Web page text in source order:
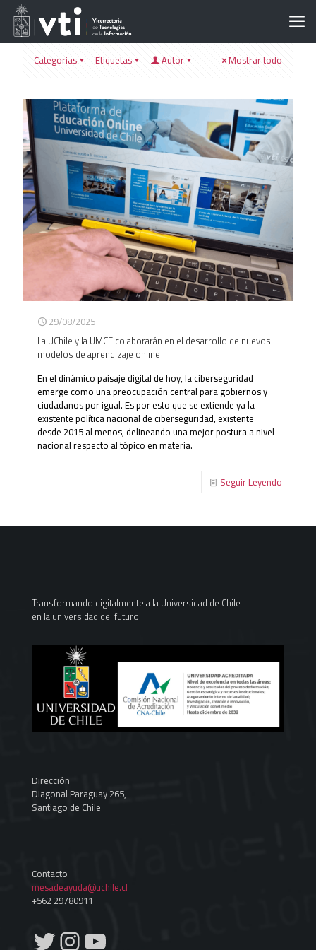
Categorias Etiquetas Autor Mostrar todo
29/08/2025
La UChile y la UMCE colaborarán en el desarrollo de nuevos
modelos de aprendizaje online
En el dinámico paisaje digital de hoy, la ciberseguridad
emerge como una preocupación central para gobiernos y
ciudadanos por igual. Es por esto que se extiende ya la
existente política nacional de ciberseguridad, existente
desde 2015 al menos, delineando una mejor postura a nivel
nacional respecto al tópico en materia.
Seguir Leyendo
Transformando digitalmente a la Universidad de Chile
en la universidad del futuro
Dirección
Diagonal Paraguay 265,
Santiago de Chile
Contacto
mesadeayuda@uchile.cl
+562 29780911